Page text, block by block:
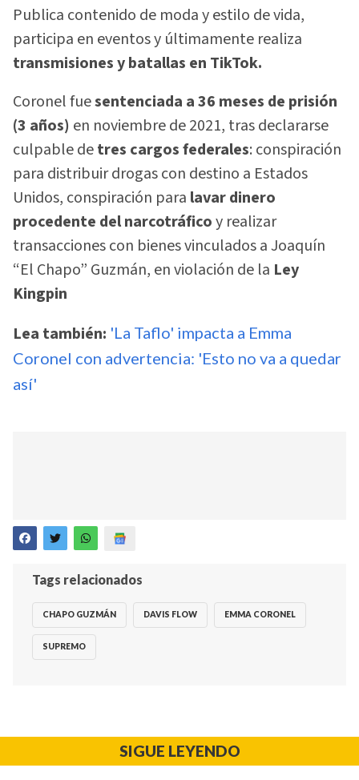
Publica contenido de moda y estilo de vida,
participa en eventos y últimamente realiza
transmisiones y batallas en TikTok.
Coronel fuesentenciada a 36 meses de prisión
(3 años) en noviembre de 2021, tras declararse
culpable detres cargos federales: conspiración
para distribuir drogas con destino a Estados
Unidos, conspiración para lavar dinero
procedente del narcotráficoy realizar
transacciones con bienes vinculados a Joaquín
“El Chapo” Guzmán, en violación de la Ley
Kingpin
Lea también: 'La Taflo' impacta a Emma
Coronel con advertencia: 'Esto no va a quedar
así'
Tags relacionados
CHAPO GUZMÁN DAVIS FLOW EMMA CORONEL
SUPREMO
SIGUE LEYENDO